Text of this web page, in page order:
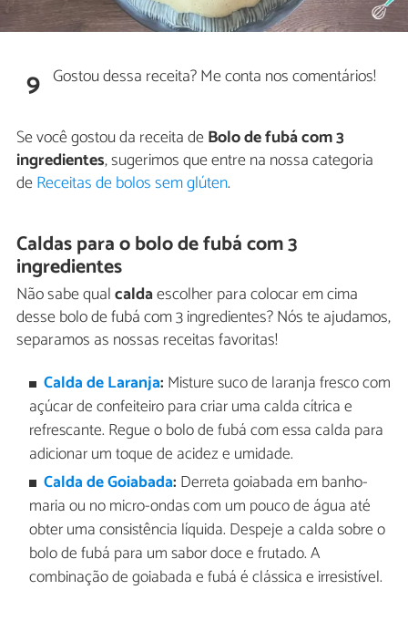
9 Gostou dessa receita? Me conta nos comentários!
Se você gostou da receita deBolo de fubá com 3
ingredientes, sugerimos que entre na nossa categoria
deReceitas de bolos sem glúten.
Caldas para o bolo de fubá com 3
ingredientes
Não sabe qualcaldaescolher para colocar em cima
desse bolo de fubá com 3 ingredientes? Nós te ajudamos,
separamos as nossas receitas favoritas!
Calda de Laranja: Misture suco de laranja fresco com
açúcar de confeiteiro para criar uma calda cítrica e
refrescante. Regue o bolo de fubá com essa calda para
adicionar um toque de acidez e umidade.
Calda de Goiabada: Derreta goiabada em banho-
maria ou no micro-ondas com um pouco de água até
obter uma consistência líquida. Despeje a calda sobre o
bolo de fubá para um sabor doce e frutado. A
combinação de goiabada e fubá é clássica e irresistível.